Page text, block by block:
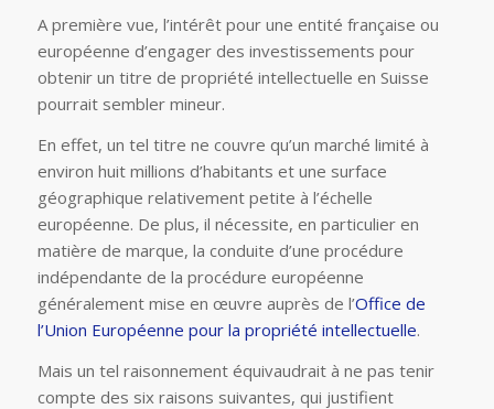
A première vue, l’intérêt pour une entité française ou
européenne d’engager des investissements pour
obtenir un titre de propriété intellectuelle en Suisse
pourrait sembler mineur.
En effet, un tel titre ne couvre qu’un marché limité à
environ huit millions d’habitants et une surface
géographique relativement petite à l’échelle
européenne. De plus, il nécessite, en particulier en
matière de marque, la conduite d’une procédure
indépendante de la procédure européenne
généralement mise en œuvre auprès de l’Office de
l’Union Européenne pour la propriété intellectuelle.
Mais un tel raisonnement équivaudrait à ne pas tenir
compte des six raisons suivantes, qui justifient